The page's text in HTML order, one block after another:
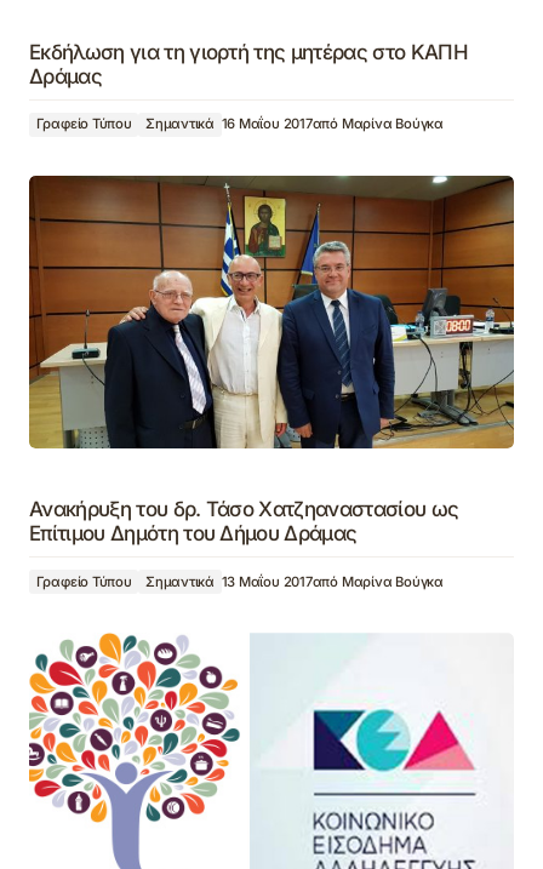
Εκδήλωση για τη γιορτή της μητέρας στο ΚΑΠΗ
Δράμας
Γραφείο Τύπου Σημαντικά 16 Μαΐου 2017από Μαρίνα Βούγκα
Ανακήρυξη του δρ. Τάσο Χατζηαναστασίου ως
Επίτιμου Δημότη του Δήμου Δράμας
Γραφείο Τύπου Σημαντικά 13 Μαΐου 2017από Μαρίνα Βούγκα